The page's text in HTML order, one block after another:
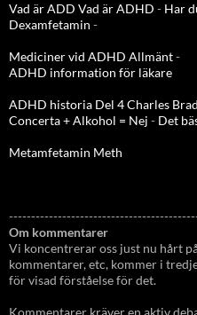
Vad är ADD Vad är ADHD - Har
Dexamfetamin -
Mediciner vid ADHD Allmänt-
ADHD information för läkare
ADHD historia Del 4 Charles
Concerta + Alkohol = Nej - Det
Metamfetamin Meth
Om kommentarer
Vi koncentrerar oss just nu hårt
kommentarer, etc, kommer i
för visad förståelse för det.